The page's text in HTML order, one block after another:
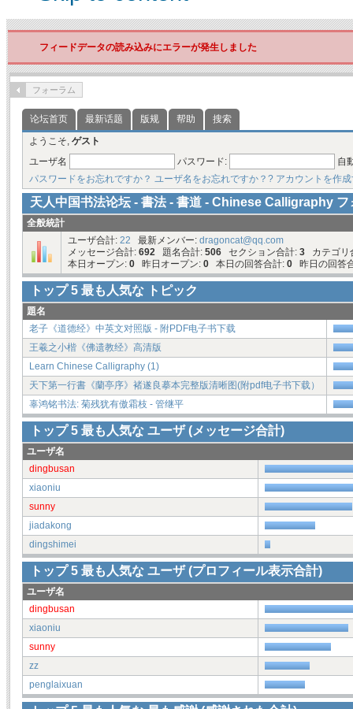
フィードデータの読み込みにエラーが発生しました
フォーラム
论坛首页 最新话题 版规 帮助
搜索
ようこそ, ゲスト
ユーザ名
パスワード:
自
パスワードをお忘れですか？ ユーザ名をお忘れですか？? アカウントを作
天人中国书法论坛 - 書法 - 書道 - Chinese Calligraphy フ
全般統計
ユーザ合計: 22 最新メンバー: dragoncat@qq.com
メッセージ合計: 692 題名合計: 506 セクション合計: 3 カテゴリ
本日オープン: 0 昨日オープン: 0 本日の回答合計: 0 昨日の回答
トップ5 最も人気な トピック
題名
老子《道德经》中英文对照版 - 附PDF电子书下载
王羲之小楷《佛遗教经》高清版
Learn Chinese Calligraphy (1)
天下第一行書《蘭亭序》褚遂良摹本完整版清晰图(附pdf电子书​下载）
辜鸿铭书法: 菊残犹有傲霜枝 - 管继平
トップ5 最も人気な ユーザ (メッセージ合計)
ユーザ名
dingbusan
xiaoniu
sunny
jiadakong
dingshimei
トップ5 最も人気な ユーザ (プロフィール表示合計)
ユーザ名
dingbusan
xiaoniu
sunny
zz
penglaixuan